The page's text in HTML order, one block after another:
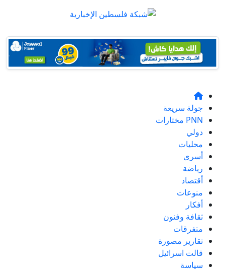
جولة سريعة
PNN مختارات
دولي
محليات
أسرى
رياضة
أقتصاد
منوعات
أفكار
ثقافة وفنون
متفرقات
تقارير مصورة
قالت اسرائيل
سياسة